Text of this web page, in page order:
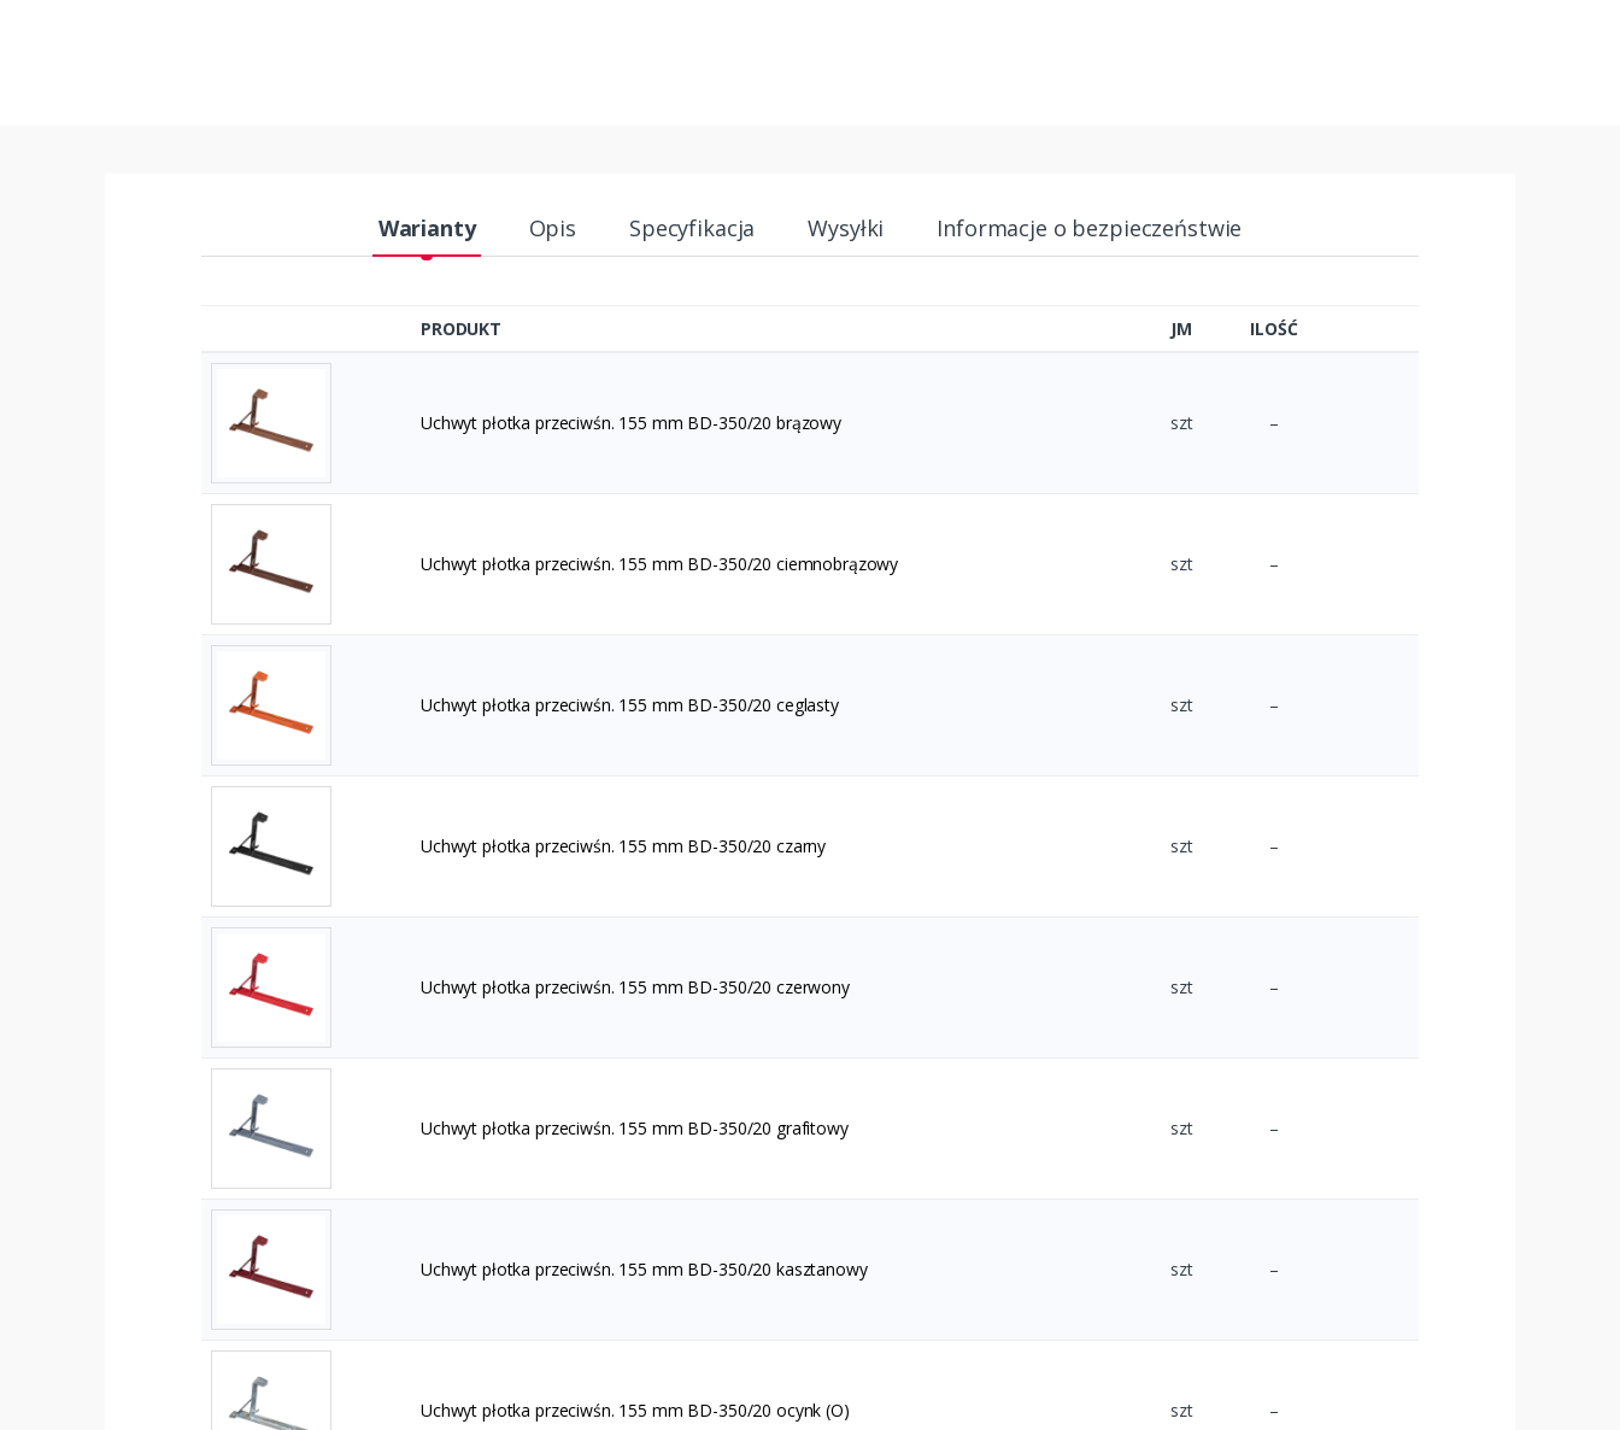
Warianty Opis Specyfikacja Wysyłki Informacje o bezpieczeństwie
PRODUKT JM ILOŚĆ
Uchwyt płotka przeciwśn. 155 mm BD-350/20 brązowy szt –
Uchwyt płotka przeciwśn. 155 mm BD-350/20 ciemnobrązowy szt –
Uchwyt płotka przeciwśn. 155 mm BD-350/20 ceglasty szt –
Uchwyt płotka przeciwśn. 155 mm BD-350/20 czarny szt –
Uchwyt płotka przeciwśn. 155 mm BD-350/20 czerwony szt –
Uchwyt płotka przeciwśn. 155 mm BD-350/20 grafitowy szt –
Uchwyt płotka przeciwśn. 155 mm BD-350/20 kasztanowy szt –
Uchwyt płotka przeciwśn. 155 mm BD-350/20 ocynk (O) szt –